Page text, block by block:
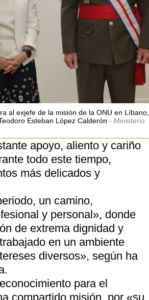
al exjefe de la misión de la ONU en Líbano,
Esteban López Calderón
Ministerio
apoyo, aliento y cariño
todo este tiempo,
más delicados y
un camino,
y personal», donde
de extrema dignidad y
en un ambiente
diversos», según ha
para el
compartido misión, por «su